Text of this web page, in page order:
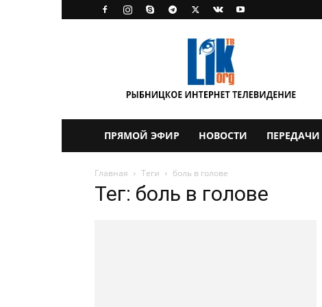
ПРЯМОЙ ЭФИР НОВОСТИ ПЕРЕДАЧИ
Главная Теги боль в голове
Тег: боль в голове